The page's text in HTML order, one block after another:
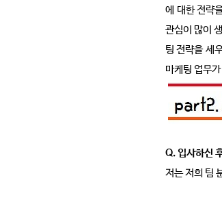
에 대한 전략
관심이 많이
팅 전략을 세
마케팅 업무
Q. 입사하신
저는 저희 팀